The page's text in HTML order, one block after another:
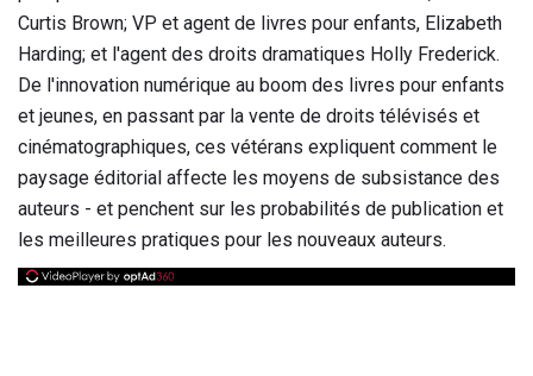
Curtis Brown; VP et agent de livres pour enfants, Elizabeth
Harding; et l'agent des droits dramatiques Holly Frederick.
De l'innovation numérique au boom des livres pour enfants
et jeunes, en passant par la vente de droits télévisés et
cinématographiques, ces vétérans expliquent comment le
paysage éditorial affecte les moyens de subsistance des
auteurs - et penchent sur les probabilités de publication et
les meilleures pratiques pour les nouveaux auteurs.